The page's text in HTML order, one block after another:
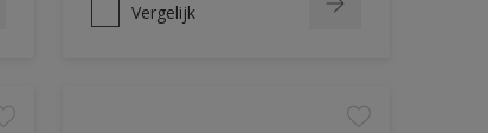
Vergelijk